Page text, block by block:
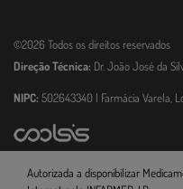
©2026 Todos os direitos reservados
Direção Técnica: Dr. João José da
NIPC: 502643340 | Farmácia Varela,
Autorizada a disponibilizar